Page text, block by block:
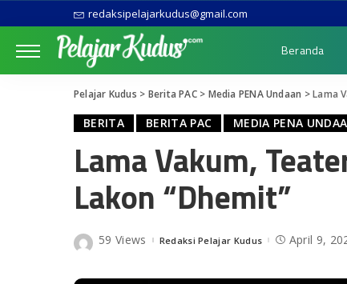
redaksipelajarkudus@gmail.com
Beranda
Pelajar Kudus > Berita PAC> Media PENA Undaan >Lama
BERITA BERITA PAC MEDIA PENA
Lama Vakum,
Lakon “Dhemit”
59 Views Posted
Redaksi Pelajar Kudus April 9,